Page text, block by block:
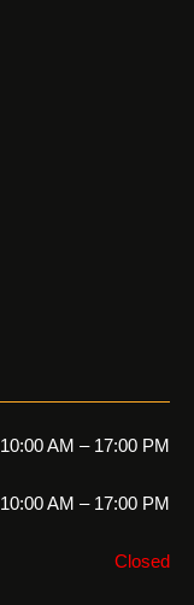
10:00 AM – 17:00 PM
10:00 AM – 17:00 PM
Closed